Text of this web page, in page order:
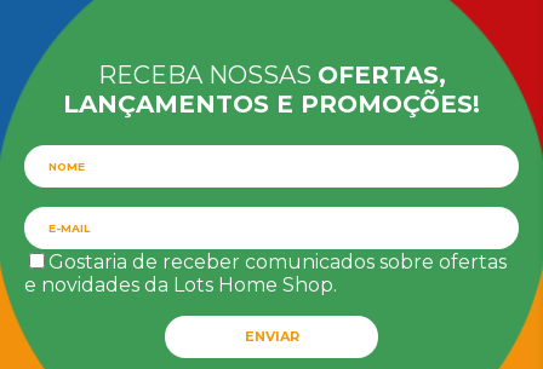
RECEBA NOSSAS OFERTAS,
LANÇAMENTOS E PROMOÇÕES!
Gostaria de receber comunicados sobre ofertas
e novidades da Lots Home Shop.
ENVIAR